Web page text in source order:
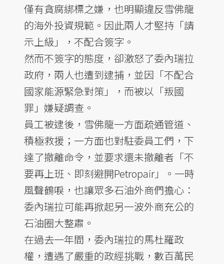
僅有貪腐綁標之嫌，也明顯違反雪佛龍
的海外投資規範。因此兩人才堅持「請
示上級」，不配合簽字。
然而不簽字的態度，卻激怒了委內瑞拉
政府，兩人也遭到逮捕，並因「不配合
國家能源緊急對策」，而被以「叛國
罪」嫌疑調查。
員工被逮後，雪佛龍一方面疏通管道、
積極救援；一方面也對駐委員工們，下
達了撤離命令，並要求還未撤離者「不
要再上班、即刻避開Petropair」。一時
風聲鶴唳，也讓眾多石油外商們擔心：
委內瑞拉可能再掀起另一波外商充公的
石油圈大整肅。
在過去一年間，委內瑞拉的馬杜羅政
權，遭遇了嚴重的政經挑戰，數百萬民